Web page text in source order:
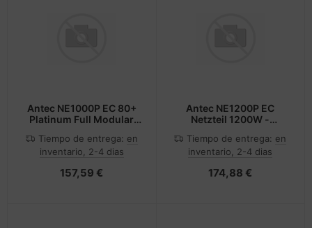
Antec NE1000P EC 80+
Platinum Full Modular
Netzteil
Tiempo de entrega: en
inventario, 2-4 dias
157,59 €
Antec NE1200P EC
Netzteil 1200W -
Tiempo de entrega: en
inventario, 2-4 dias
174,88 €